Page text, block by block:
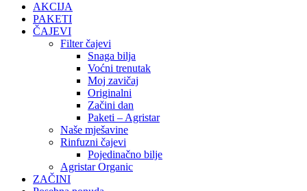
AKCIJA
PAKETI
ČAJEVI
Filter čajevi
Snaga bilja
Voćni trenutak
Moj zavičaj
Originalni
Začini dan
Paketi – Agristar
Naše mješavine
Rinfuzni čajevi
Pojedinačno bilje
Agristar Organic
ZAČINI